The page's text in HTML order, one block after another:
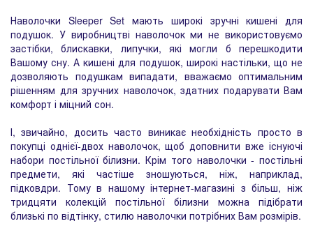
Наволочки Sleeper Set мають широкі зручні кишені для
подушок. У виробництві наволочок ми не використовуємо
застібки, блискавки, липучки, які могли б перешкодити
Вашому сну. А кишені для подушок, широкі настільки, що не
дозволяють подушкам випадати, вважаємо оптимальним
рішенням для зручних наволочок, здатних подарувати Вам
комфорт і міцний сон.
І, звичайно, досить часто виникає необхідність просто в
покупці однієї-двох наволочок, щоб доповнити вже існуючі
набори постільної білизни. Крім того наволочки - постільні
предмети, які частіше зношуються, ніж, наприклад,
підковдри. Тому в нашому інтернет-магазині з більш, ніж
тридцяти колекцій постільної білизни можна підібрати
близькі по відтінку, стилю наволочки потрібних Вам розмірів.